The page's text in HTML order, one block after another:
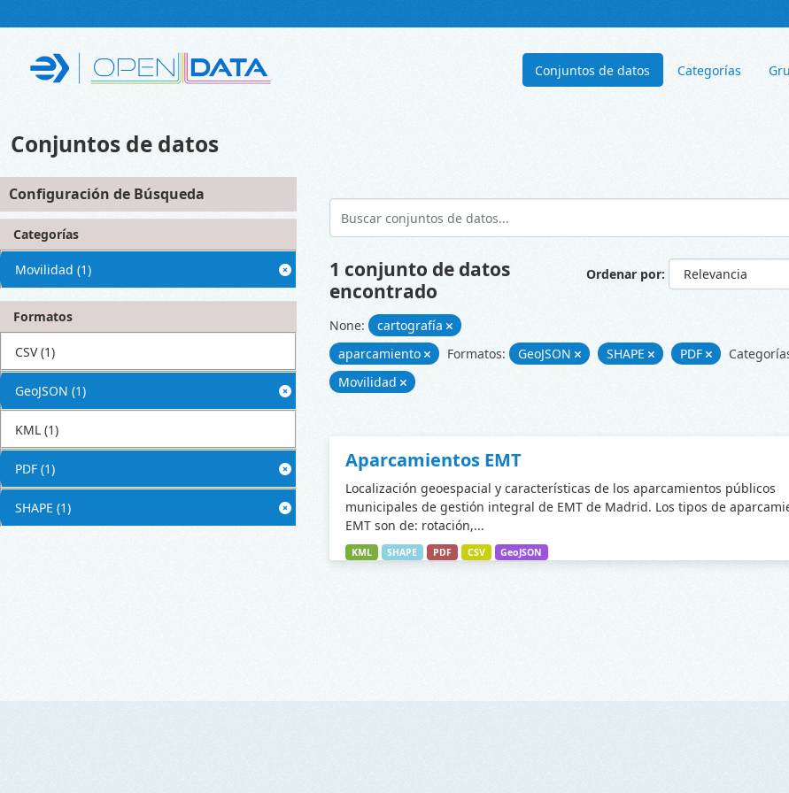
Conjuntos de datos Categorías
Conjuntos de datos
Configuración de Búsqueda
Categorías
Movilidad (1)
Formatos
CSV (1)
GeoJSON (1)
KML (1)
PDF (1)
SHAPE (1)
Ordenar por
1 conjunto de datos
encontrado
None:
cartografía
aparcamiento
Formatos: GeoJSON SHAPE PDF
Movilidad
Aparcamientos EMT
Localización geoespacial y características de los aparcamientos públicos
municipales de gestión integral de EMT de Madrid. Los tipos de
EMT son de: rotación,...
KML SHAPE PDF CSV GeoJSON